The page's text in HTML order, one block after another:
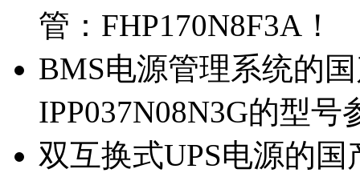
管：FHP170N8F3A！
BMS电源管理系统的
IPP037N08N3G的型号
双互换式UPS电源的